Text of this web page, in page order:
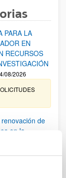
PARA LA
EN
RECURSOS
08/2026
de
en la